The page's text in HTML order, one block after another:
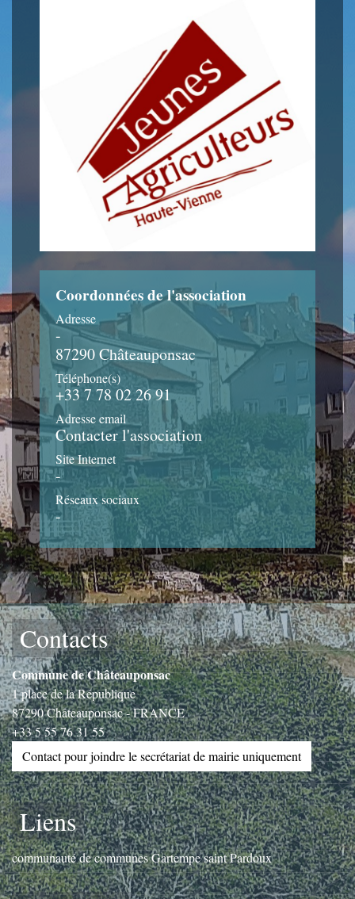
Coordonnées de l'association
Adresse
-
87290 Châteauponsac
Téléphone(s)
+33 7 78 02 26 91
Adresse email
Contacter l'association
Site Internet
-
Réseaux sociaux
-
Contacts
Commune de Châteauponsac
1 place de la République
87290 Châteauponsac - FRANCE
+33 5 55 76 31 55
Contact pour joindre le secrétariat de mairie uniquement
Liens
communauté de communes Gartempe saint Pardoux